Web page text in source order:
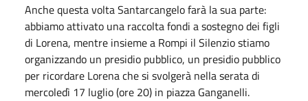
Anche questa volta Santarcangelo farà la sua parte:
abbiamo attivato una raccolta fondi a sostegno dei figli
di Lorena, mentre insieme a Rompi il Silenzio stiamo
organizzando un presidio pubblico, un presidio pubblico
per ricordare Lorena che si svolgerà nella serata di
mercoledì 17 luglio (ore 20) in piazza Ganganelli.